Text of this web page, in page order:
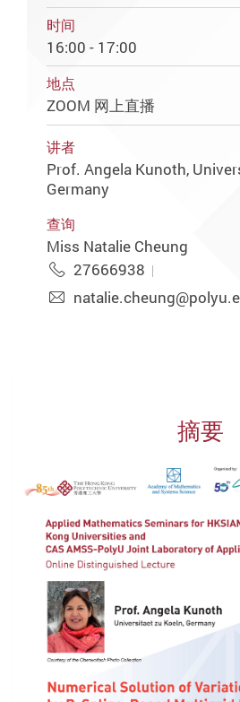
时间
16:00 - 17:00
地点
ZOOM 网上直播
讲者
Prof. Angela Kunoth,
Germany
查询
Miss Natalie Cheung
27666938
摘要